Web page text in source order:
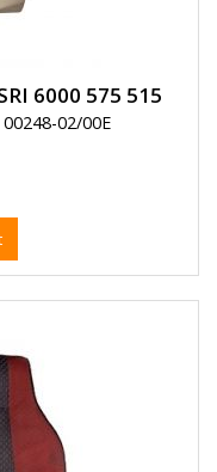
6000 575 515
02/00E